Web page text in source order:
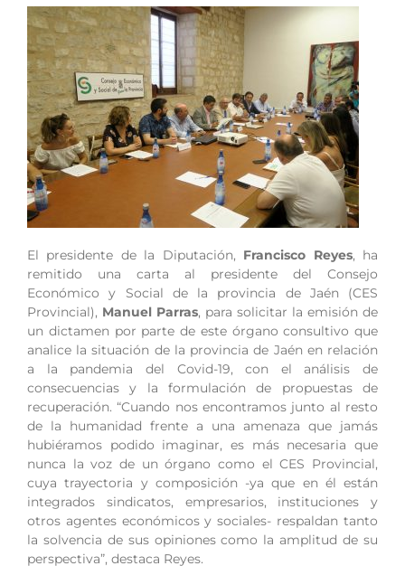
El presidente de la Diputación, Francisco Reyes, ha
remitido una carta al presidente del Consejo
Económico y Social de la provincia de Jaén (CES
Provincial), Manuel Parras, para solicitar la emisión de
un dictamen por parte de este órgano consultivo que
analice la situación de la provincia de Jaén en relación
a la pandemia del Covid-19, con el análisis de
consecuencias y la formulación de propuestas de
recuperación. “Cuando nos encontramos junto al resto
de la humanidad frente a una amenaza que jamás
hubiéramos podido imaginar, es más necesaria que
nunca la voz de un órgano como el CES Provincial,
cuya trayectoria y composición -ya que en él están
integrados sindicatos, empresarios, instituciones y
otros agentes económicos y sociales- respaldan tanto
la solvencia de sus opiniones como la amplitud de su
perspectiva”, destaca Reyes.